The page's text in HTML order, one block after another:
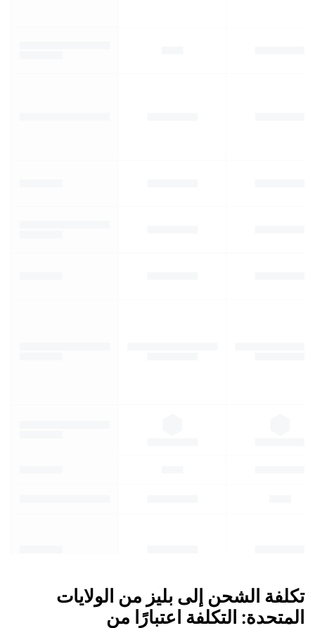
تكلفة الشحن إلى بليز من الولايات
المتحدة: التكلفة اعتبارًا من